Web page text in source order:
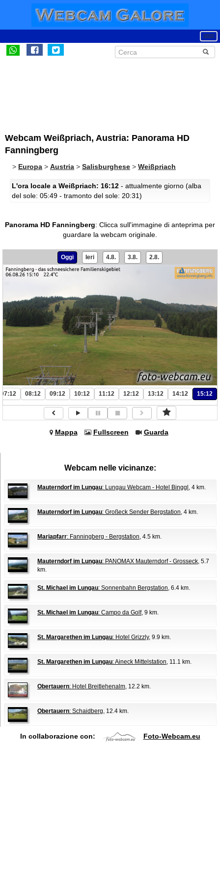
Webcam Weißpriach, Austria: Panorama HD
Fanningberg
> Europa > Austria > Salisburghese > Weißpriach
L'ora locale a Weißpriach: 16:12 - attualmente giorno (alba
del sole: 05:49 - tramonto del sole: 20:31)
Panorama HD Fanningberg: Clicca sull'immagine di anteprima per
guardare la webcam originale.
Oggi Ieri 4.8. 3.8. 2.8.
07:12 08:12 09:12 10:12 11:12 12:12 13:12 14:12 15:12
Mappa Fullscreen Guarda
Webcam nelle vicinanze:
Mauterndorf im Lungau: Lungau Webcam - Hotel Binggl , 4 km.
Mauterndorf im Lungau: Großeck Sender Bergstation, 4 km.
Mariapfarr: Fanningberg - Bergstation, 4.5 km.
Mauterndorf im Lungau: PANOMAX Mauterndorf - Grosseck, 5.7
km.
St. Michael im Lungau: Sonnenbahn Bergstation, 6.4 km.
St. Michael im Lungau: Campo da Golf, 9 km.
St. Margarethen im Lungau: Hotel Grizzly, 9.9 km.
St. Margarethen im Lungau: Aineck Mittelstation, 11.1 km.
Obertauern: Hotel Breitlehenalm, 12.2 km.
Obertauern: Schaidberg, 12.4 km.
In collaborazione con: Foto-Webcam.eu